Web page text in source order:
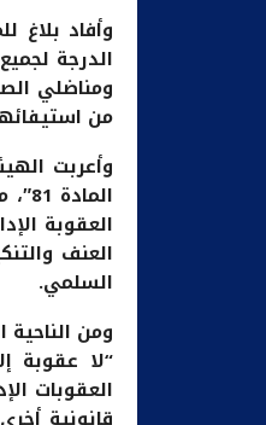
وأفاد بلاغ
الدرجة
ومناضلي
من
وأعربت
العقوبة
العنف
السلمي.
ومن الناحية
“لا عقوبة
العقوبات